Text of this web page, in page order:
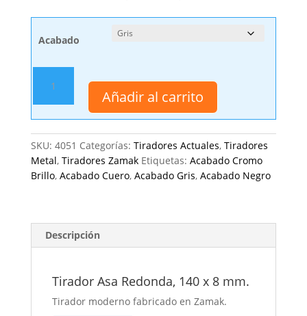
Acabado
Redonda,
140
x
8
mm.
cantidad
Añadir al carrito
SKU: 4051 Categorías: Tiradores Actuales, Tiradores
Metal, Tiradores Zamak Etiquetas: Acabado Cromo
Brillo, Acabado Cuero, Acabado Gris, Acabado Negro
Descripción
Tirador Asa Redonda, 140 x 8 mm.
Tirador moderno fabricado en Zamak.